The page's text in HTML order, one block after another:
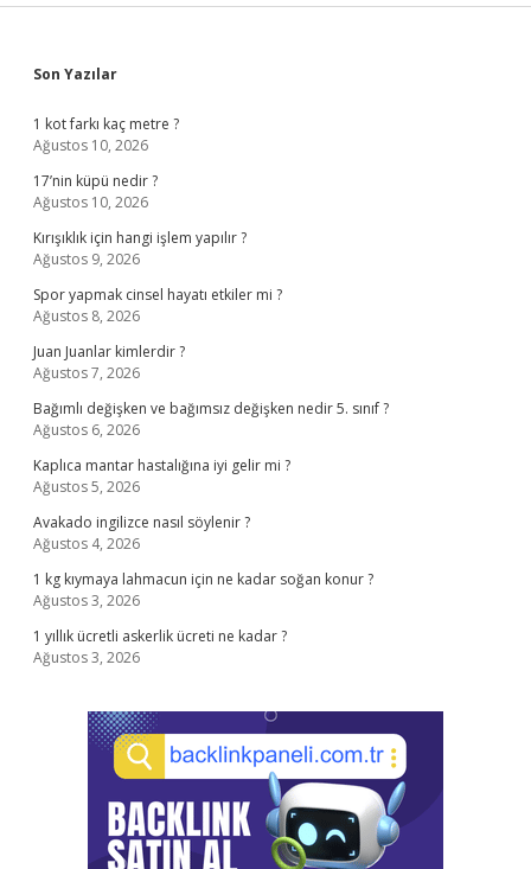
Sidebar
Son Yazılar
1 kot farkı kaç metre ?
Ağustos 10, 2026
17’nin küpü nedir ?
Ağustos 10, 2026
Kırışıklık için hangi işlem yapılır ?
Ağustos 9, 2026
Spor yapmak cinsel hayatı etkiler mi ?
Ağustos 8, 2026
Juan Juanlar kimlerdir ?
Ağustos 7, 2026
Bağımlı değişken ve bağımsız değişken nedir 5. sınıf ?
Ağustos 6, 2026
Kaplıca mantar hastalığına iyi gelir mi ?
Ağustos 5, 2026
Avakado ingilizce nasıl söylenir ?
Ağustos 4, 2026
1 kg kıymaya lahmacun için ne kadar soğan konur ?
Ağustos 3, 2026
1 yıllık ücretli askerlik ücreti ne kadar ?
Ağustos 3, 2026